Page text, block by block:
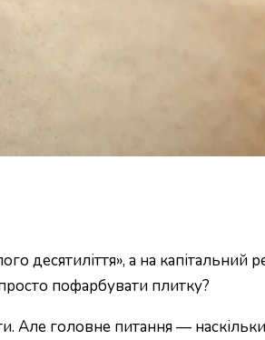
десятиліття», а на капітальний
пофарбувати плитку?
Але головне питання —